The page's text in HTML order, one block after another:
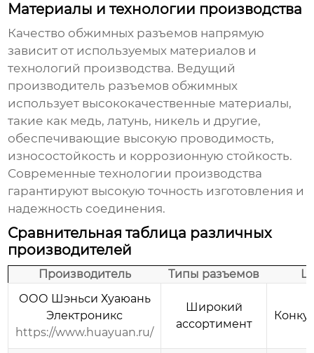
Материалы и технологии производства
Качество обжимных разъемов напрямую
зависит от используемых материалов и
технологий производства. Ведущий
производитель разъемов обжимных
использует высококачественные материалы,
такие как медь, латунь, никель и другие,
обеспечивающие высокую проводимость,
износостойкость и коррозионную стойкость.
Современные технологии производства
гарантируют высокую точность изготовления и
надежность соединения.
Сравнительная таблица различных
производителей
Производитель Типы разъемов
ООО Шэньси Хуаюань
Электроникс
https://www.huayuan.ru/
Широкий
ассортимент